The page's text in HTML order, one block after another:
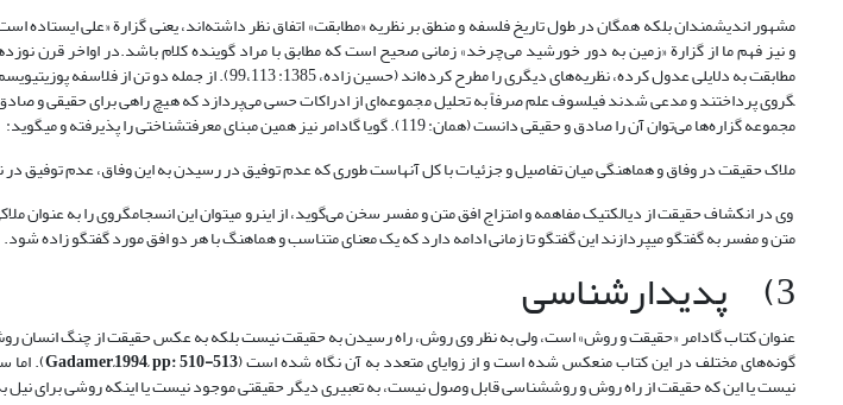
مشهور اندیشمندان بلکه همگان در طول تاریخ فلسفه و منطق بر نظریه «مطابقت» اتفاق نظر داشته‌اند، یعنی گزارة «علی
و نیز فهم ما از گزارة «زمین به دور خورشید می‌چرخد» زمانی صحیح است که مطابق با مراد گوینده کلام باشد.در اواخر قرن
گروی پرداختند و مدعی شدند فیلسوف علم صرفاً به تحلیل مجموعه‌ای از ادراکات حسی می‌پردازد که هیچ راهی برای حقیقی و صادق
مجموعه گزاره‌ها می‌توان آن را صادق و حقیقی دانست (همان: 119). گویا گادامر نیز همین مبنای معرفت­شناختی را پذیرفته و می‏گوید:
ملاک حقیقت در وفاق و هماهنگی میان تفاصیل و جزئیات با کل آن­هاست طوری که عدم توفیق در رسیدن به این وفاق، عدم توفیق
وی در انکشاف حقیقت از دیالکتیک مفاهمه و امتزاج افق متن و مفسر سخن می‌گوید، از این­رو می­توان این انسجام‏گروی را به عنوان
متن و مفسر به گفتگو می­پردازند این گفتگو تا زمانی ادامه دارد که یک معنای متناسب و هماهنگ با هر دو افق مورد گفتگو زاده شود.
3) پدیدارشناسی
گونه‌های مختلف در این کتاب منعکس شده است و از زوایای متعدد به آن نگاه شده است (Gadamer,1994, pp: 510-513). اما
نیست یا این که حقیقت از راه روش و روش‏شناسی قابل وصول نیست، به تعبیری دیگر حقیقتی موجود نیست یا اینکه روشی برای نیل